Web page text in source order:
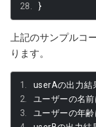
}
上記のサンプルコ
ります。
userAの出力結
ユーザーの名前
ユーザーの年齢